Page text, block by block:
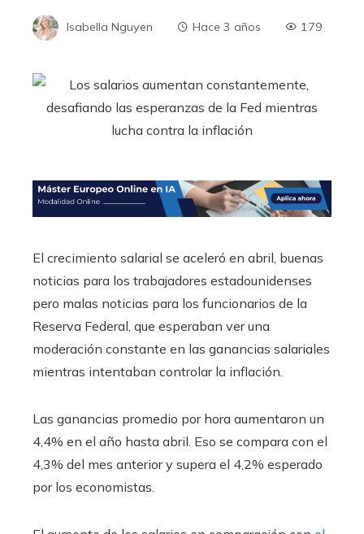
Isabella Nguyen Hace 3 años 179
El crecimiento salarial se aceleró en abril, buenas
noticias para los trabajadores estadounidenses
pero malas noticias para los funcionarios de la
Reserva Federal, que esperaban ver una
moderación constante en las ganancias salariales
mientras intentaban controlar la inflación.
Las ganancias promedio por hora aumentaron un
4,4% en el año hasta abril. Eso se compara con el
4,3% del mes anterior y supera el 4,2% esperado
por los economistas.